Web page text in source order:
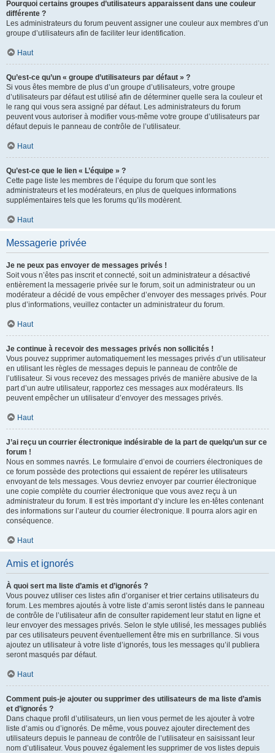
Pourquoi certains groupes d’utilisateurs apparaissent dans une couleur
différente ?
Les administrateurs du forum peuvent assigner une couleur aux membres d’un
groupe d’utilisateurs afin de faciliter leur identification.
Haut
Qu’est-ce qu’un « groupe d’utilisateurs par défaut » ?
Si vous êtes membre de plus d’un groupe d’utilisateurs, votre groupe
d’utilisateurs par défaut est utilisé afin de déterminer quelle sera la couleur et
le rang qui vous sera assigné par défaut. Les administrateurs du forum
peuvent vous autoriser à modifier vous-même votre groupe d’utilisateurs par
défaut depuis le panneau de contrôle de l’utilisateur.
Haut
Qu’est-ce que le lien « L’équipe » ?
Cette page liste les membres de l’équipe du forum que sont les
administrateurs et les modérateurs, en plus de quelques informations
supplémentaires tels que les forums qu’ils modèrent.
Haut
Messagerie privée
Je ne peux pas envoyer de messages privés !
Soit vous n’êtes pas inscrit et connecté, soit un administrateur a désactivé
entièrement la messagerie privée sur le forum, soit un administrateur ou un
modérateur a décidé de vous empêcher d’envoyer des messages privés. Pour
plus d’informations, veuillez contacter un administrateur du forum.
Haut
Je continue à recevoir des messages privés non sollicités !
Vous pouvez supprimer automatiquement les messages privés d’un utilisateur
en utilisant les règles de messages depuis le panneau de contrôle de
l’utilisateur. Si vous recevez des messages privés de manière abusive de la
part d’un autre utilisateur, rapportez ces messages aux modérateurs. Ils
peuvent empêcher un utilisateur d’envoyer des messages privés.
Haut
J’ai reçu un courrier électronique indésirable de la part de quelqu’un sur ce
forum !
Nous en sommes navrés. Le formulaire d’envoi de courriers électroniques de
ce forum possède des protections qui essaient de repérer les utilisateurs
envoyant de tels messages. Vous devriez envoyer par courrier électronique
une copie complète du courrier électronique que vous avez reçu à un
administrateur du forum. Il est très important d’y inclure les en-têtes contenant
des informations sur l’auteur du courrier électronique. Il pourra alors agir en
conséquence.
Haut
Amis et ignorés
À quoi sert ma liste d’amis et d’ignorés ?
Vous pouvez utiliser ces listes afin d’organiser et trier certains utilisateurs du
forum. Les membres ajoutés à votre liste d’amis seront listés dans le panneau
de contrôle de l’utilisateur afin de consulter rapidement leur statut en ligne et
leur envoyer des messages privés. Selon le style utilisé, les messages publiés
par ces utilisateurs peuvent éventuellement être mis en surbrillance. Si vous
ajoutez un utilisateur à votre liste d’ignorés, tous les messages qu’il publiera
seront masqués par défaut.
Haut
Comment puis-je ajouter ou supprimer des utilisateurs de ma liste d’amis
et d’ignorés ?
Dans chaque profil d’utilisateurs, un lien vous permet de les ajouter à votre
liste d’amis ou d’ignorés. De même, vous pouvez ajouter directement des
utilisateurs depuis le panneau de contrôle de l’utilisateur en saisissant leur
nom d’utilisateur. Vous pouvez également les supprimer de vos listes depuis